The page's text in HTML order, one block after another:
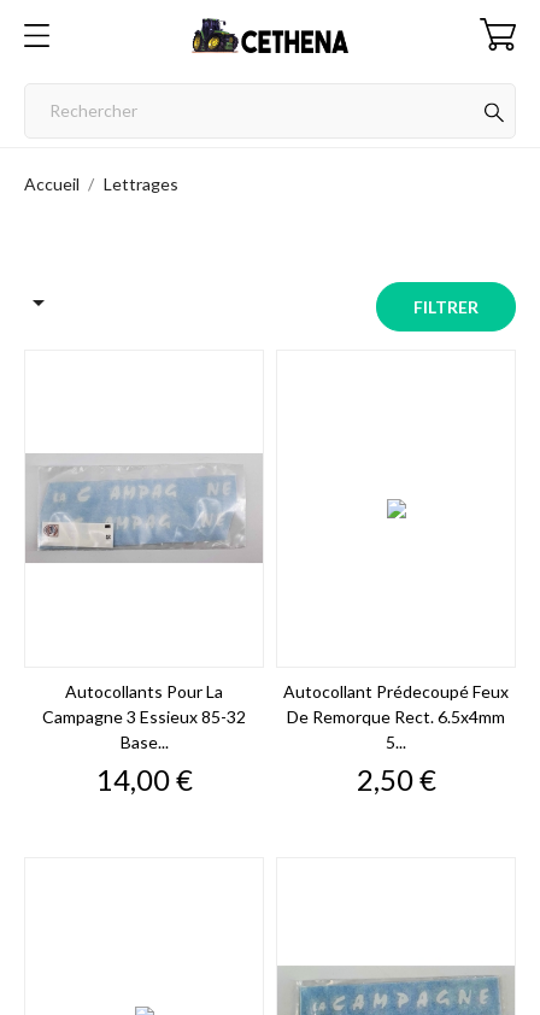
Accueil Lettrages
 FILTRER
Autocollants Pour La
Campagne 3 Essieux 85-32
Base...
Prix
14,00 €
Autocollant Prédecoupé Feux
De Remorque Rect. 6.5x4mm
5...
Prix
2,50 €